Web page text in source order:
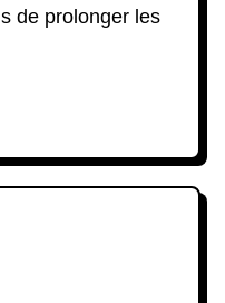
de prolonger les